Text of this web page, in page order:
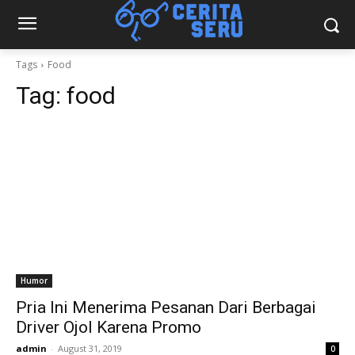
Tags Food
Tag: food
Humor
Pria Ini Menerima Pesanan Dari Berbagai
Driver Ojol Karena Promo
admin - August 31, 2019 0